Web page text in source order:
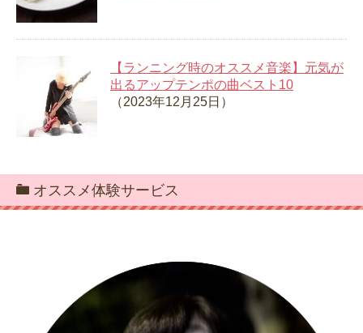
【ランニング時のオススメ音楽】元気が
出るアップテンポの曲ベスト10
（2023年12月25日）
オススメ体験サービス